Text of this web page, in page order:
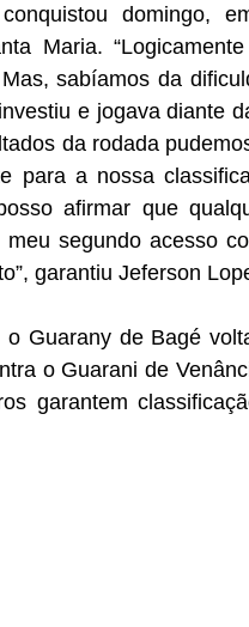
domingo,
Maria.
sabíamos da
e jogava diante
da rodada
para a nossa
afirmar que
meu segundo acesso
garantiu Jeferson
o Guarany de Bagé
o Guarani de
garantem